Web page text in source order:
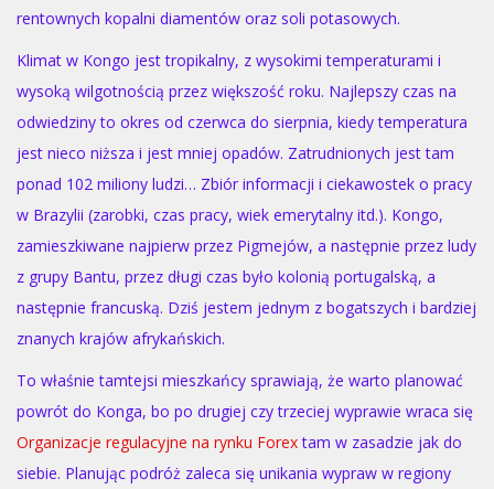
rentownych kopalni diamentów oraz soli potasowych.
Klimat w Kongo jest tropikalny, z wysokimi temperaturami i
wysoką wilgotnością przez większość roku. Najlepszy czas na
odwiedziny to okres od czerwca do sierpnia, kiedy temperatura
jest nieco niższa i jest mniej opadów. Zatrudnionych jest tam
ponad 102 miliony ludzi… Zbiór informacji i ciekawostek o pracy
w Brazylii (zarobki, czas pracy, wiek emerytalny itd.). Kongo,
zamieszkiwane najpierw przez Pigmejów, a następnie przez ludy
z grupy Bantu, przez długi czas było kolonią portugalską, a
następnie francuską. Dziś jestem jednym z bogatszych i bardziej
znanych krajów afrykańskich.
To właśnie tamtejsi mieszkańcy sprawiają, że warto planować
powrót do Konga, bo po drugiej czy trzeciej wyprawie wraca się
Organizacje regulacyjne na rynku Forextam w zasadzie jak do
siebie. Planując podróż zaleca się unikania wypraw w regiony